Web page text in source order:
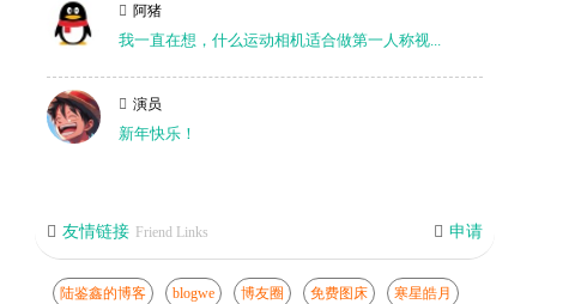
阿猪
我一直在想，什么运动相机适合做第一人称视...
演员
新年快乐！
友情链接 Friend Links 申请
陆鉴鑫的博客 blogwe 博友圈 免费图床 寒星皓月